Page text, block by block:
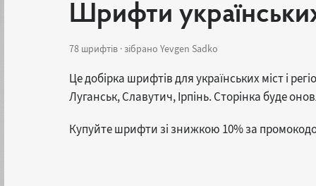
Шрифти українських
78 шрифтів · зібрано Yevgen Sadko
Це добірка шрифтів для українських міст і
Луганськ, Славутич, Ірпінь. Сторінка буде
Купуйте шрифти зі знижкою 10% за